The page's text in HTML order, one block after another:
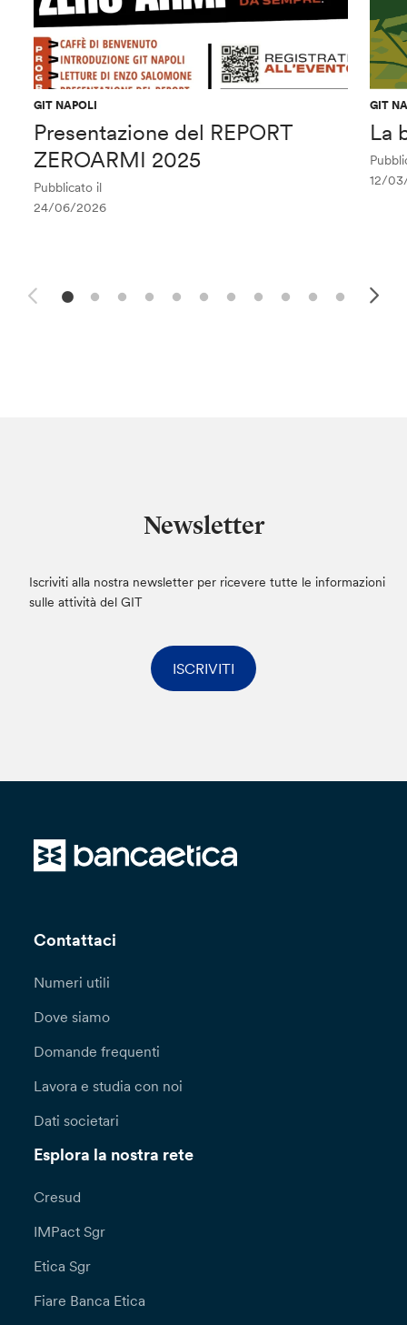
GIT NAPOLI
Presentazione del REPORT
ZEROARMI 2025
Pubblicato il
24/06/2026
GIT
La
12/
Newsletter
Iscriviti alla nostra newsletter per ricevere tutte le informazioni
sulle attività del GIT
ISCRIVITI
Contattaci
Numeri utili
Dove siamo
Domande frequenti
Lavora e studia con noi
Dati societari
Esplora la nostra rete
Cresud
IMPact Sgr
Etica Sgr
Fiare Banca Etica